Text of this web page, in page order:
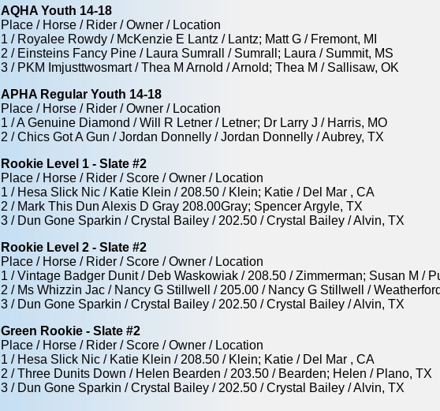
AQHA Youth 14-18
Place / Horse / Rider / Owner / Location
1 / Royalee Rowdy / McKenzie E Lantz / Lantz; Matt G / Fremont, MI
2 / Einsteins Fancy Pine / Laura Sumrall / Sumrall; Laura / Summit, MS
3 / PKM Imjusttwosmart / Thea M Arnold / Arnold; Thea M / Sallisaw, OK
APHA Regular Youth 14-18
Place / Horse / Rider / Owner / Location
1 / A Genuine Diamond / Will R Letner / Letner; Dr Larry J / Harris, MO
2 / Chics Got A Gun / Jordan Donnelly / Jordan Donnelly / Aubrey, TX
Rookie Level 1 - Slate #2
Place / Horse / Rider / Score / Owner / Location
1 / Hesa Slick Nic / Katie Klein / 208.50 / Klein; Katie / Del Mar , CA
2 / Mark This Dun Alexis D Gray 208.00Gray; Spencer Argyle, TX
3 / Dun Gone Sparkin / Crystal Bailey / 202.50 / Crystal Bailey / Alvin, TX
Rookie Level 2 - Slate #2
Place / Horse / Rider / Score / Owner / Location
1 / Vintage Badger Dunit / Deb Waskowiak / 208.50 / Zimmerman; Susan M /
2 / Ms Whizzin Jac / Nancy G Stillwell / 205.00 / Nancy G Stillwell /
3 / Dun Gone Sparkin / Crystal Bailey / 202.50 / Crystal Bailey / Alvin, TX
Green Rookie - Slate #2
Place / Horse / Rider / Score / Owner / Location
1 / Hesa Slick Nic / Katie Klein / 208.50 / Klein; Katie / Del Mar , CA
2 / Three Dunits Down / Helen Bearden / 203.50 / Bearden; Helen / Plano, TX
3 / Dun Gone Sparkin / Crystal Bailey / 202.50 / Crystal Bailey / Alvin, TX